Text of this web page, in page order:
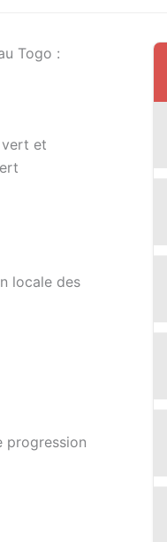
Togo :
vert et
locale des
progression